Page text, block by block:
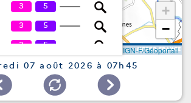
3 5
3 5
3 5
5
5
+
−
IGN-F/Géoportail
07 août 2026 à 07h45